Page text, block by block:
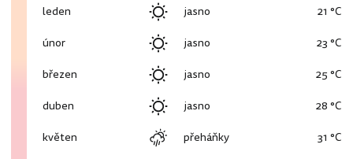
leden jasno
21 °C
únor
jasno
23 °C
březen
jasno
25 °C
duben
jasno
28 °C
květen
přeháňky
31 °C